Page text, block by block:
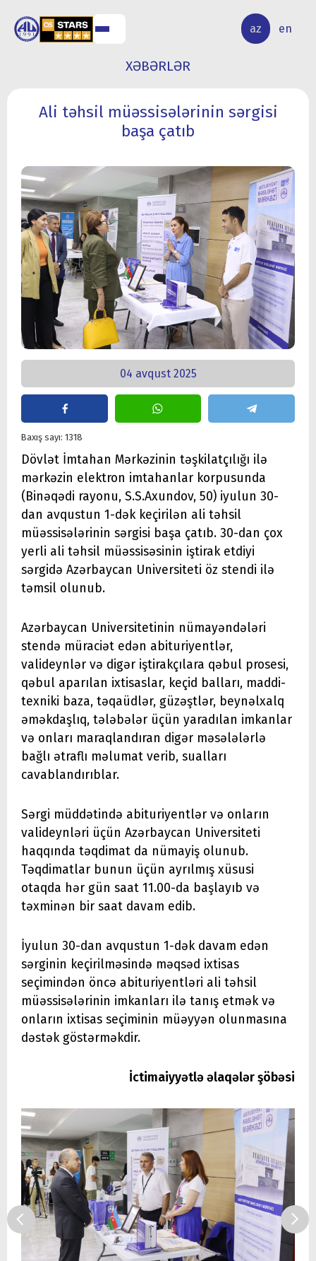
az en
ELMİ
TƏDQİQAT
XƏBƏRLƏR
Ali təhsil müəssisələrinin sərgisi
başa çatıb
04 avqust 2025
Baxış sayı: 1318
Dövlət İmtahan Mərkəzinin təşkilatçılığı ilə
mərkəzin elektron imtahanlar korpusunda
(Binəqədi rayonu, S.S.Axundov, 50) iyulun 30-
dan avqustun 1-dək keçirilən ali təhsil
müəssisələrinin sərgisi başa çatıb. 30-dan çox
yerli ali təhsil müəssisəsinin iştirak etdiyi
sərgidə Azərbaycan Universiteti öz stendi ilə
təmsil olunub.
Azərbaycan Universitetinin nümayəndələri
stendə müraciət edən abituriyentlər,
valideynlər və digər iştirakçılara qəbul prosesi,
qəbul aparılan ixtisaslar, keçid balları, maddi-
texniki baza, təqaüdlər, güzəştlər, beynəlxalq
əməkdaşlıq, tələbələr üçün yaradılan imkanlar
və onları maraqlandıran digər məsələlərlə
bağlı ətraflı məlumat verib, sualları
cavablandırıblar.
Sərgi müddətində abituriyentlər və onların
valideynləri üçün Azərbaycan Universiteti
haqqında təqdimat da nümayiş olunub.
Təqdimatlar bunun üçün ayrılmış xüsusi
otaqda hər gün saat 11.00-da başlayıb və
təxminən bir saat davam edib.
İyulun 30-dan avqustun 1-dək davam edən
sərginin keçirilməsində məqsəd ixtisas
seçimindən öncə abituriyentləri ali təhsil
müəssisələrinin imkanları ilə tanış etmək və
onların ixtisas seçiminin müəyyən olunmasına
dəstək göstərməkdir.
İctimaiyyətlə əlaqələr şöbəsi